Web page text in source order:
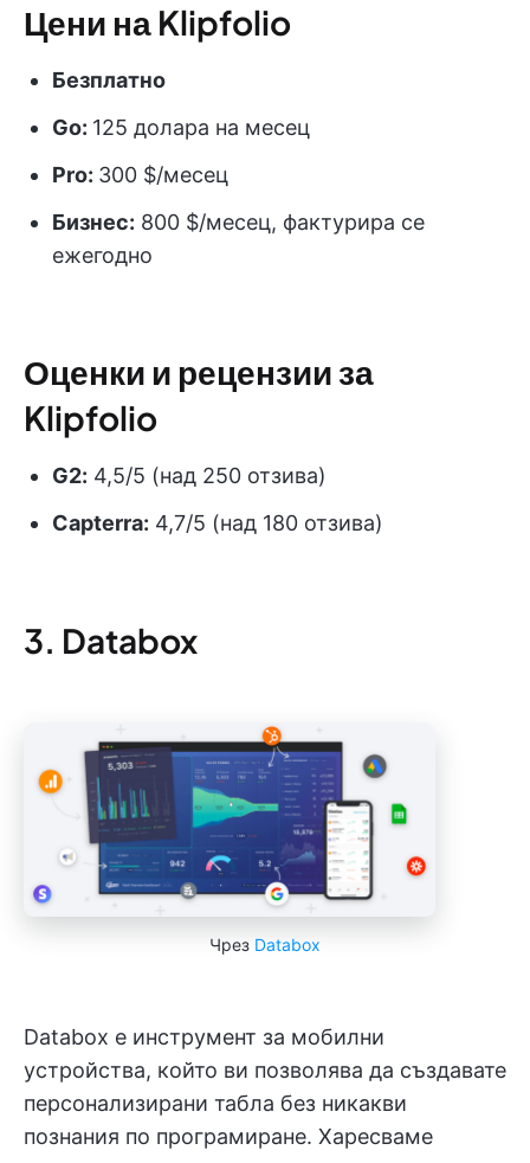
Цени на Klipfolio
Безплатно
Go: 125 долара на месец
Pro: 300 $/месец
Бизнес: 800 $/месец, фактурира се
ежегодно
Оценки и рецензии за
Klipfolio
G2: 4,5/5 (над 250 отзива)
Capterra: 4,7/5 (над 180 отзива)
3. Databox
Чрез Databox
Databox е инструмент за мобилни
устройства, който ви позволява да създавате
персонализирани табла без никакви
познания по програмиране. Харесваме